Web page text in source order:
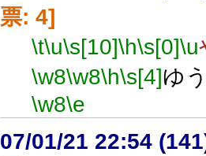
票: 4]
\t\u\s[10]\h\s[0]\u
\w8\w8\h\s[4]ゆ
\w8\e
07/01/21 22:54